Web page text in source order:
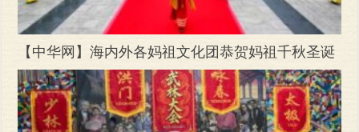
【中华网】海内外各妈祖文化团恭贺妈祖千秋圣诞